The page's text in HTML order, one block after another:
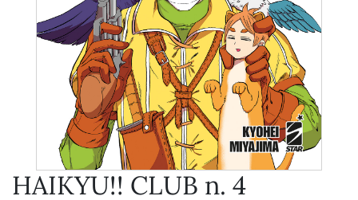
HAIKYU!! CLUB n. 4